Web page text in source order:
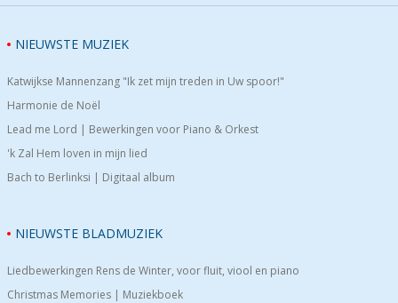
NIEUWSTE MUZIEK
Katwijkse Mannenzang "Ik zet mijn treden in Uw spoor!"
Harmonie de Noël
Lead me Lord | Bewerkingen voor Piano & Orkest
'k Zal Hem loven in mijn lied
Bach to Berlinksi | Digitaal album
NIEUWSTE BLADMUZIEK
Liedbewerkingen Rens de Winter, voor fluit, viool en piano
Christmas Memories | Muziekboek